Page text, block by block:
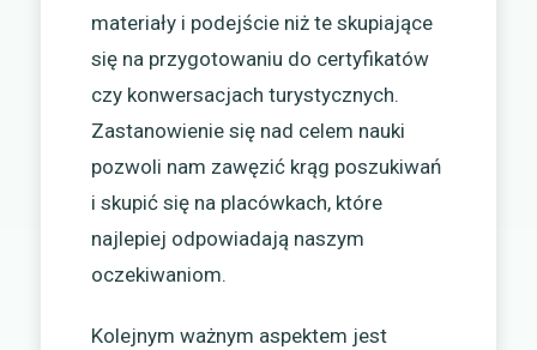
materiały i podejście niż te skupiające
się na przygotowaniu do certyfikatów
czy konwersacjach turystycznych.
Zastanowienie się nad celem nauki
pozwoli nam zawęzić krąg poszukiwań
i skupić się na placówkach, które
najlepiej odpowiadają naszym
oczekiwaniom.
Kolejnym ważnym aspektem jest